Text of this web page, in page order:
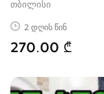
თბილისი
2 დღის წინ
270.00 ₾